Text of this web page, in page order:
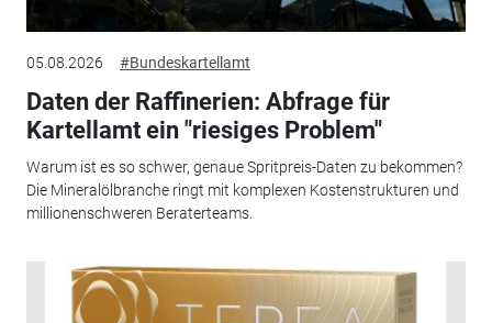
05.08.2026 #Bundeskartellamt
Daten der Raffinerien: Abfrage für
Kartellamt ein "riesiges Problem"
Warum ist es so schwer, genaue Spritpreis-Daten zu bekommen?
Die Mineralölbranche ringt mit komplexen Kostenstrukturen und
millionenschweren Beraterteams.